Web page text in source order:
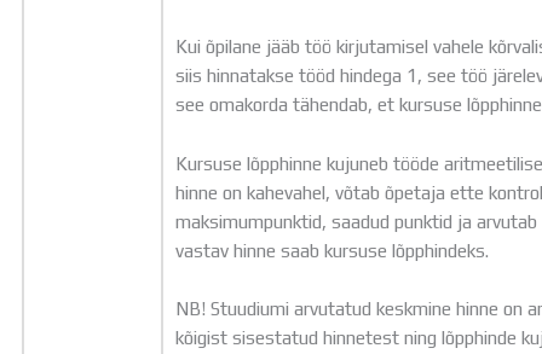
Kui õpilane jääb töö kirjutamisel vahele
siis hinnatakse tööd hindega 1, see töö
see omakorda tähendab, et kursuse
Kursuse lõpphinne kujuneb tööde
hinne on kahevahel, võtab õpetaja ette
maksimumpunktid, saadud punktid ja
vastav hinne saab kursuse lõpphindeks.
NB! Stuudiumi arvutatud keskmine hinne on
kõigist sisestatud hinnetest ning lõpphinde